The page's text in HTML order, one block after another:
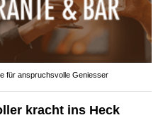
für anspruchsvolle Geniesser
kracht ins Heck